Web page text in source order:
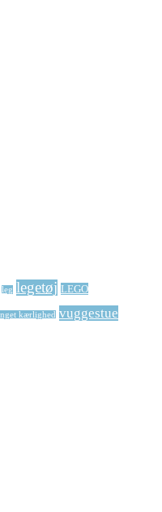
leg legetøj LEGO
kærlighed vuggestue